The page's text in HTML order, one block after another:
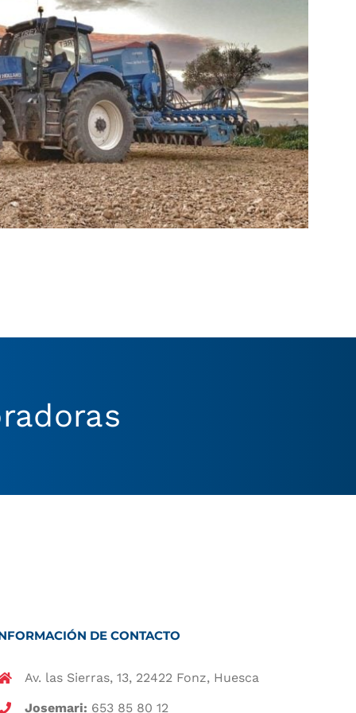
DE CONTACTO
Av. las Sierras, 13, 22422 Fonz, Huesca
Josemari: 653 85 80 12